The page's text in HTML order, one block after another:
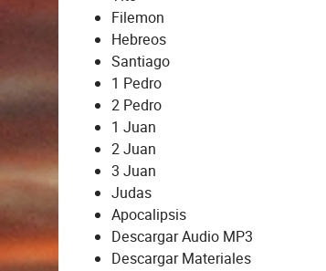
Filemon
Hebreos
Santiago
1 Pedro
2 Pedro
1 Juan
2 Juan
3 Juan
Judas
Apocalipsis
Descargar Audio MP3
Descargar Materiales